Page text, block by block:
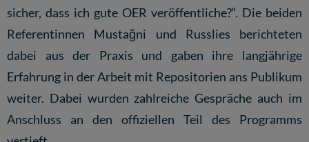
sicher, dass ich gute OER veröffentliche?“. Die beiden
Referentinnen Mustağni und Russlies berichteten
dabei aus der Praxis und gaben ihre langjährige
Erfahrung in der Arbeit mit Repositorien ans Publikum
weiter. Dabei wurden zahlreiche Gespräche auch im
Anschluss an den offiziellen Teil des Programms